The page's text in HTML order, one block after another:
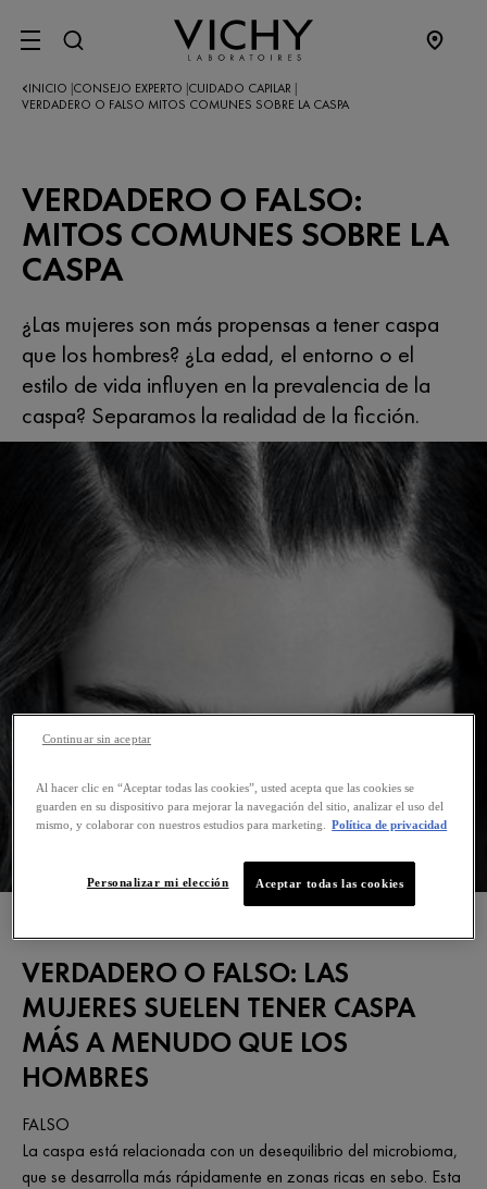
SITE MENU
INICIO CONSEJO EXPERTO CUIDADO CAPILAR
VERDADERO O FALSO MITOS COMUNES SOBRE LA CASPA
VERDADERO O FALSO:
MITOS COMUNES SOBRE LA
CASPA
¿Las mujeres son más propensas a tener caspa
que los hombres? ¿La edad, el entorno o el
estilo de vida influyen en la prevalencia de la
caspa? Separamos la realidad de la ficción.
VERDADERO O FALSO: LAS
MUJERES SUELEN TENER CASPA
MÁS A MENUDO QUE LOS
HOMBRES
FALSO
La caspa está relacionada con un desequilibrio del microbioma,
que se desarrolla más rápidamente en zonas ricas en sebo. Esta
Al hacer clic en “Aceptar todas las cookies”, usted acepta que las cookies se
guarden en su dispositivo para mejorar la navegación del sitio, analizar el uso del
mismo, y colaborar con nuestros estudios para marketing.
Política de privacidad
Aceptar todas las cookies
Personalizar mi elección
Continuar sin aceptar